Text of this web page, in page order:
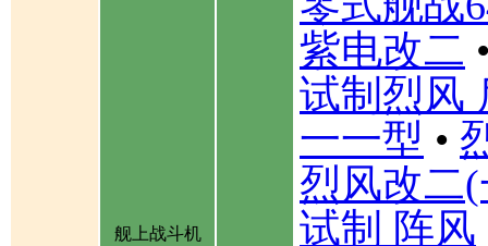
舰上战斗机
紫电改二
试制烈风
一一型 •
烈风改二
试制 阵风